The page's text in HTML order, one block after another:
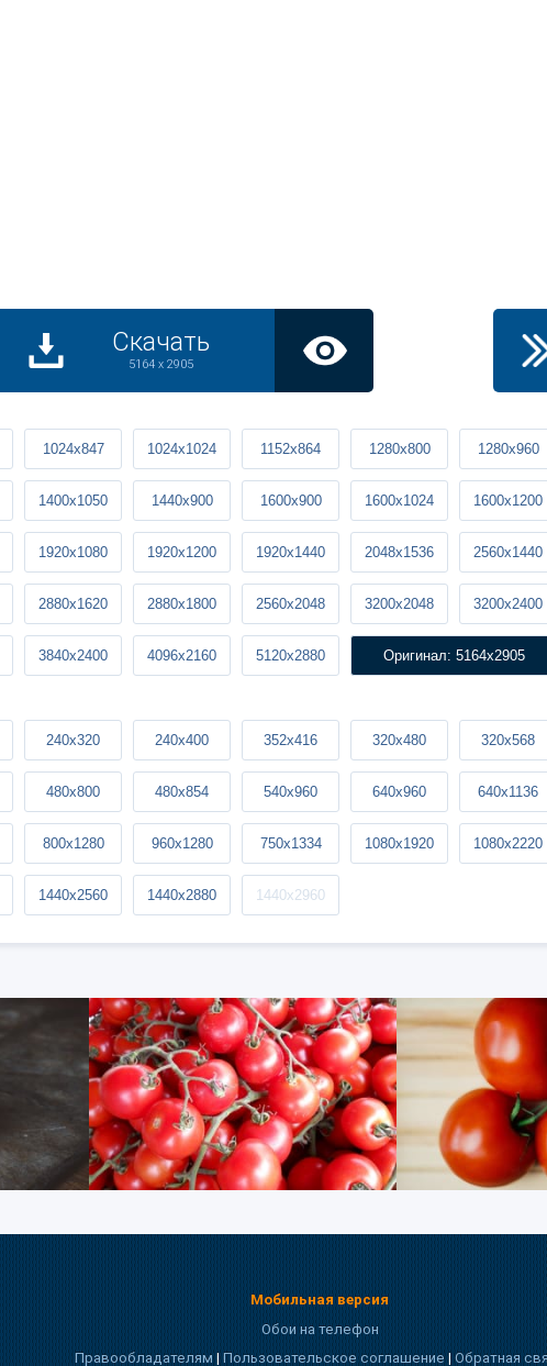
Скачать
5164 x 2905
1024x847 1024x1024 1152x864 1280x800 1280x960
1400x1050 1440x900 1600x900 1600x1024 1600x1200
1920x1080 1920x1200 1920x1440 2048x1536 2560x1440
2880x1620 2880x1800 2560x2048 3200x2048 3200x2400
3840x2400 4096x2160 5120x2880 Оригинал: 5164x2905
240x320 240x400 352x416 320x480 320x568
480x800 480x854 540x960 640x960 640x1136
800x1280 960x1280 750x1334 1080x1920 1080x2220
1440x2560 1440x2880 1440x2960
Мобильная версия
Обои на телефон
Правообладателям|Пользовательское соглашение|Обратная